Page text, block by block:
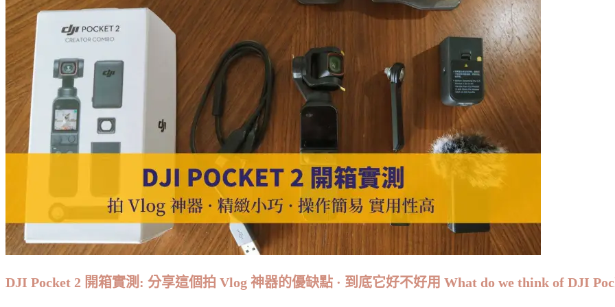
DJI Pocket 2 開箱實測: 分享這個拍 Vlog 神器的優缺點 · 到底它好不好用 What do we think of DJI